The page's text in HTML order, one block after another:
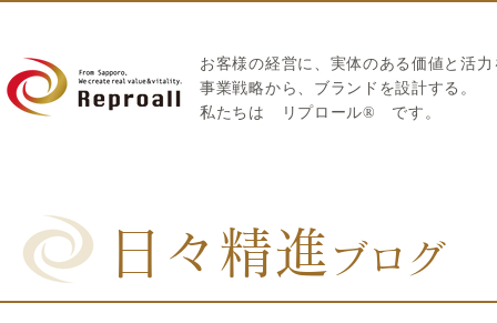
お客様の経営に、実体のある価値と活
​事業戦略から、ブランドを設計する。
私たちは
リプロール® です。
日々精進 ブログ